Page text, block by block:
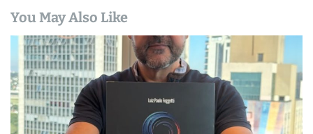
You May Also Like